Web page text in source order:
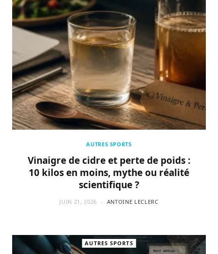
AUTRES SPORTS
Vinaigre de cidre et perte de poids :
10 kilos en moins, mythe ou réalité
scientifique ?
JUIN 21, 2026 ANTOINE LECLERC
AUTRES SPORTS